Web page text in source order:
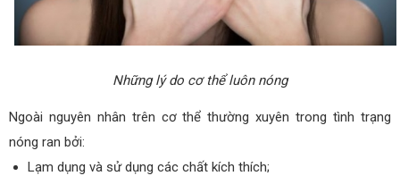
Những lý do cơ thể luôn nóng
Ngoài nguyên nhân trên cơ thể thường xuyên trong tình trạng
nóng ran bởi:
Lạm dụng và sử dụng các chất kích thích;